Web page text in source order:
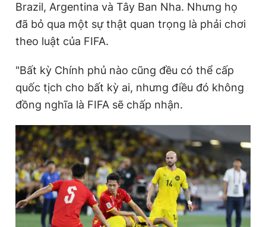
Brazil, Argentina và Tây Ban Nha. Nhưng họ
đã bỏ qua một sự thật quan trọng là phải chơi
theo luật của FIFA.
"Bất kỳ Chính phủ nào cũng đều có thể cấp
quốc tịch cho bất kỳ ai, nhưng điều đó không
đồng nghĩa là FIFA sẽ chấp nhận.